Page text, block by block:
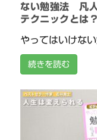
ない勉強法 凡
テクニックとは？
やってはいけな
続きを読む